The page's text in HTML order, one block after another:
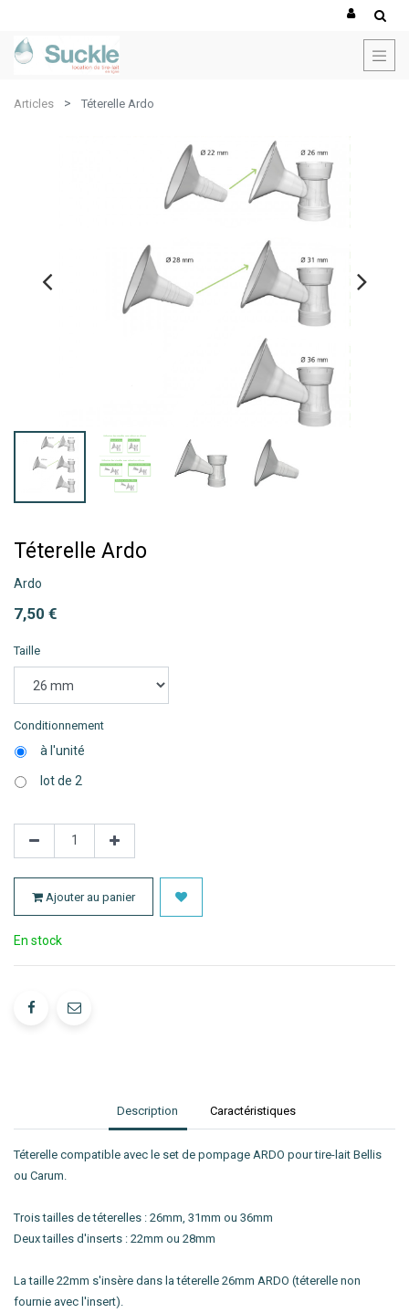
Articles Téterelle Ardo
Téterelle Ardo
Ardo
7,50 €
Taille
Conditionnement
à l'unité
lot de 2
Ajouter au panier
En stock
Description Caractéristiques
Téterelle compatible avec le set de pompage ARDO pour tire-lait Bellis
ou Carum.
Trois tailles de téterelles : 26mm, 31mm ou 36mm
Deux tailles d'inserts : 22mm ou 28mm
La taille 22mm s'insère dans la téterelle 26mm ARDO (téterelle non
fournie avec l'insert).